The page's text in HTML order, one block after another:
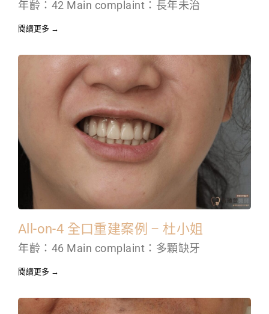
年齡：42 Main complaint：長年未治
閱讀更多 →
All-on-4 全口重建案例 – 杜小姐
年齡：46 Main complaint：多顆缺牙
閱讀更多 →